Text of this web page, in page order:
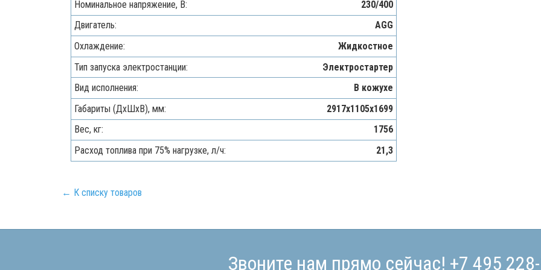
Номинальное напряжение, В:
230/400
Двигатель:
AGG
Охлаждение:
Жидкостное
Тип запуска электростанции:
Электростартер
Вид исполнения:
В кожухе
Габариты (ДхШхВ), мм:
2917х1105х1699
Вес, кг:
1756
Расход топлива при 75% нагрузке, л/ч:
21,3
← К списку товаров
Звоните нам прямо сейчас! +7 495